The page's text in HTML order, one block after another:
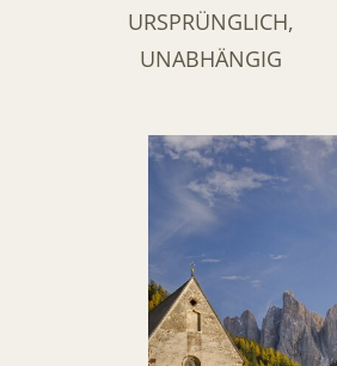
URSPRÜNGLICH,
UNABHÄNGIG